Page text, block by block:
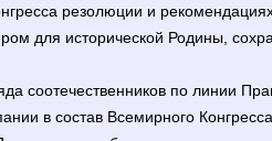
резолюции и
для исторической Родины,
соотечественников по линии
в состав Всемирного